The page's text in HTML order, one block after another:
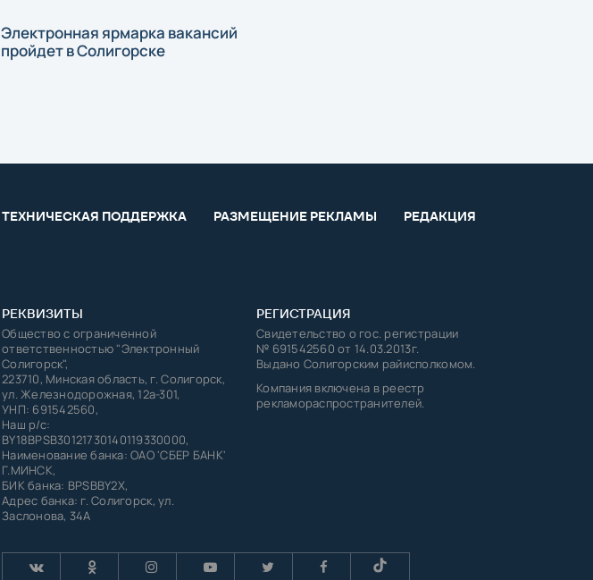
Электронная ярмарка вакансий
пройдет в Солигорске
ТЕХНИЧЕСКАЯ ПОДДЕРЖКА РАЗМЕЩЕНИЕ РЕКЛАМЫ РЕДАКЦИЯ
РЕКВИЗИТЫ
Общество с ограниченной
ответственностью "Электронный
Солигорск",
223710, Минская область, г. Солигорск,
ул. Железнодорожная, 12а-301,
УНП: 691542560,
Наш р/с:
BY18BPSB30121730140119330000,
Наименование банка: ОАО 'СБЕР БАНК'
Г.МИНСК,
БИК банка: BPSBBY2X,
Адрес банка: г. Солигорск, ул.
Заслонова, 34А
РЕГИСТРАЦИЯ
Свидетельство о гос. регистрации
№ 691542560 от 14.03.2013г.
Выдано Солигорским райисполкомом.
Компания включена в реестр
рекламораспространителей.